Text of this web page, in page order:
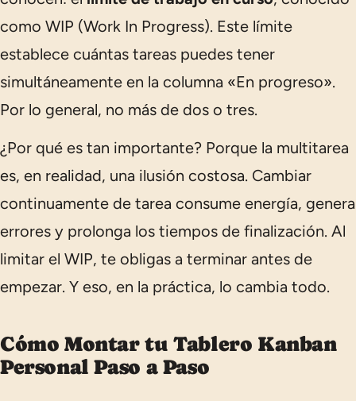
como WIP (Work In Progress). Este límite
establece cuántas tareas puedes tener
simultáneamente en la columna «En progreso».
Por lo general, no más de dos o tres.
¿Por qué es tan importante? Porque la multitarea
es, en realidad, una ilusión costosa. Cambiar
continuamente de tarea consume energía, genera
errores y prolonga los tiempos de finalización. Al
limitar el WIP, te obligas a terminar antes de
empezar. Y eso, en la práctica, lo cambia todo.
Cómo Montar tu Tablero Kanban
Personal Paso a Paso